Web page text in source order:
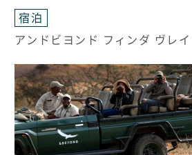
宿泊
アンドビヨンド フィンダ ヴレ